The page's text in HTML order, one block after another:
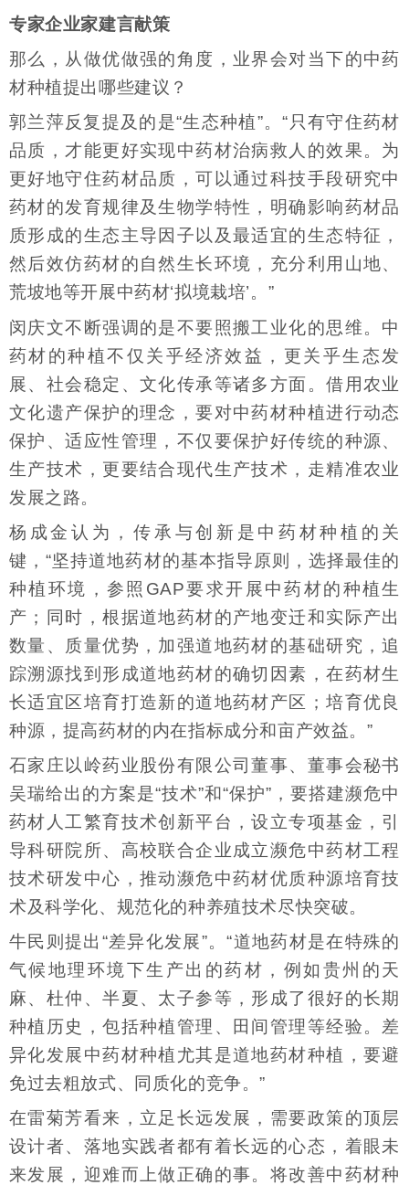
专家企业家建言献策
那么，从做优做强的角度，业界会对当下的中药
材种植提出哪些建议？
郭兰萍反复提及的是“生态种植”。“只有守住药材
品质，才能更好实现中药材治病救人的效果。为
更好地守住药材品质，可以通过科技手段研究中
药材的发育规律及生物学特性，明确影响药材品
质形成的生态主导因子以及最适宜的生态特征，
然后效仿药材的自然生长环境，充分利用山地、
荒坡地等开展中药材‘拟境栽培’。”
闵庆文不断强调的是不要照搬工业化的思维。中
药材的种植不仅关乎经济效益，更关乎生态发
展、社会稳定、文化传承等诸多方面。借用农业
文化遗产保护的理念，要对中药材种植进行动态
保护、适应性管理，不仅要保护好传统的种源、
生产技术，更要结合现代生产技术，走精准农业
发展之路。
杨成金认为，传承与创新是中药材种植的关
键，“坚持道地药材的基本指导原则，选择最佳的
种植环境，参照GAP要求开展中药材的种植生
产；同时，根据道地药材的产地变迁和实际产出
数量、质量优势，加强道地药材的基础研究，追
踪溯源找到形成道地药材的确切因素，在药材生
长适宜区培育打造新的道地药材产区；培育优良
种源，提高药材的内在指标成分和亩产效益。”
石家庄以岭药业股份有限公司董事、董事会秘书
吴瑞给出的方案是“技术”和“保护”，要搭建濒危中
药材人工繁育技术创新平台，设立专项基金，引
导科研院所、高校联合企业成立濒危中药材工程
技术研发中心，推动濒危中药材优质种源培育技
术及科学化、规范化的种养殖技术尽快突破。
牛民则提出“差异化发展”。“道地药材是在特殊的
气候地理环境下生产出的药材，例如贵州的天
麻、杜仲、半夏、太子参等，形成了很好的长期
种植历史，包括种植管理、田间管理等经验。差
异化发展中药材种植尤其是道地药材种植，要避
免过去粗放式、同质化的竞争。”
在雷菊芳看来，立足长远发展，需要政策的顶层
设计者、落地实践者都有着长远的心态，着眼未
来发展，迎难而上做正确的事。将改善中药材种